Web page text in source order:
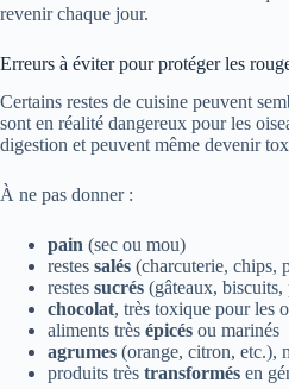
revenir chaque jour.
Erreurs à éviter pour protéger les
Certains restes de cuisine peuvent
sont en réalité dangereux pour les
digestion et peuvent même devenir
À ne pas donner :
pain (sec ou mou)
restes salés (charcuterie, chips,
restes sucrés (gâteaux, biscuits,
chocolat, très toxique pour les
aliments très épicés ou marinés
agrumes (orange, citron, etc.),
produits très transformés en